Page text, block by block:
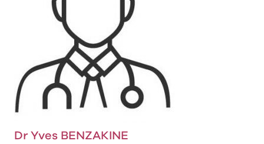
Dr Yves BENZAKINE